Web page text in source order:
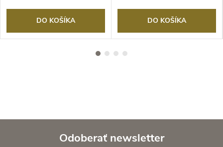
DO KOŠÍKA DO KOŠÍKA
Odoberať newsletter